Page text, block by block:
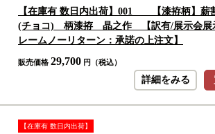
【在庫有 数日内出荷】001 【漆拵柄】薪
(チョコ) 柄漆拵 晶之作 【訳有/展示会展
レームノーリターン：承諾の上注文】
販売価格 29,700 円（税込）
詳細をみる
【在庫有 数日内出荷】